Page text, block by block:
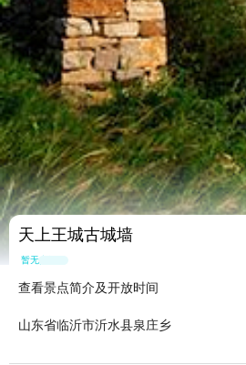
天上王城古城墙
暂无点评
查看景点简介及开放时间
山东省临沂市沂水县泉庄乡